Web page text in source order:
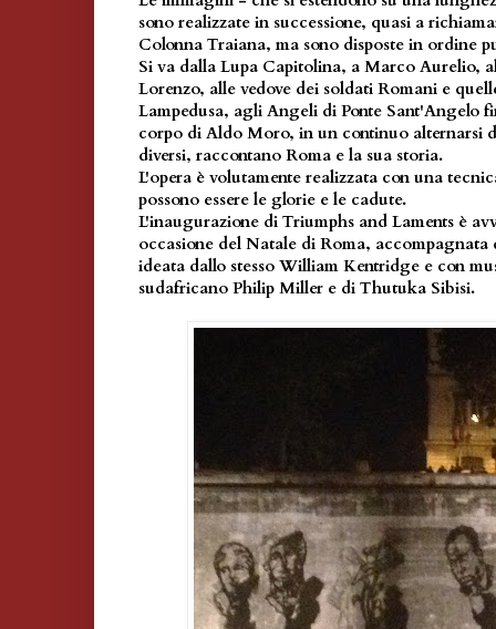
sono realizzate in successione, quasi a
Colonna Traiana, ma sono disposte in ordine
Si va dalla Lupa Capitolina, a Marco Aurelio,
Lorenzo, alle vedove dei soldati Romani e
Lampedusa, agli Angeli di Ponte Sant'Angelo
corpo di Aldo Moro, in un continuo alternarsi
diversi, raccontano Roma e la sua storia.
L'opera è volutamente realizzata con una
possono essere le glorie e le cadute.
L'inaugurazione di Triumphs and Laments è
occasione del Natale di Roma, accompagnata
ideata dallo stesso William Kentridge e con
sudafricano Philip Miller e di Thutuka Sibisi.